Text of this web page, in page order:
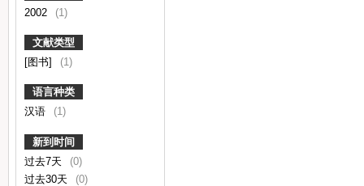
2002
(1)
文献类型
[图书]
(1)
语言种类
汉语
(1)
新到时间
过去7天
(0)
过去30天
(0)